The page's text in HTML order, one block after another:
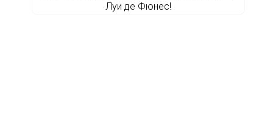
Луи де Фюнес!